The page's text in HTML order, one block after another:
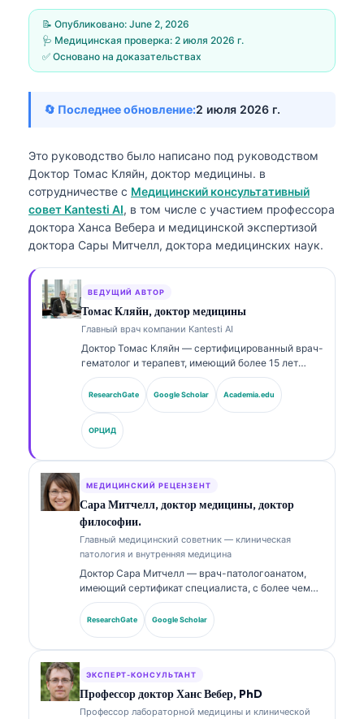
📝 Опубликовано: June 2, 2026
🩺 Медицинская проверка: 2 июля 2026 г.
✅ Основано на доказательствах
🔄 Последнее обновление:2 июля 2026 г.
Это руководство было написано под руководством
Доктор Томас Кляйн, доктор медицины. в
сотрудничестве с Медицинский консультативный
совет Kantesti AI, в том числе с участием профессора
доктора Ханса Вебера и медицинской экспертизой
доктора Сары Митчелл, доктора медицинских наук.
ВЕДУЩИЙ АВТОР
Томас Кляйн, доктор медицины
Главный врач компании Kantesti AI
Доктор Томас Кляйн — сертифицированный врач-
гематолог и терапевт, имеющий более 15 лет
опыта в лабораторной медицине и клиническом
анализе с помощью ИИ. В качестве главного
врача (Chief Medical Officer) в Kantesti AI он
осуществляет клинический надзор за
медицинской точностью запатентованной
нейронной сети. Доктор Кляйн широко
публиковался по вопросам интерпретации
биомаркеров и лабораторной диагностики по
темам лабораторной медицины.
ResearchGate Google Scholar Academia.edu
ОРЦИД
МЕДИЦИНСКИЙ РЕЦЕНЗЕНТ
Сара Митчелл, доктор медицины, доктор
философии.
Главный медицинский советник — клиническая
патология и внутренняя медицина
Доктор Сара Митчелл — врач-патологоанатом,
имеющий сертификат специалиста, с более чем
18-летним опытом в лабораторной медицине и
диагностическом анализе. Она имеет профильные
сертификаты по клинической химии и широко
ResearchGate Google Scholar
ЭКСПЕРТ-КОНСУЛЬТАНТ
Профессор доктор Ханс Вебер, PhD
Профессор лабораторной медицины и клинической